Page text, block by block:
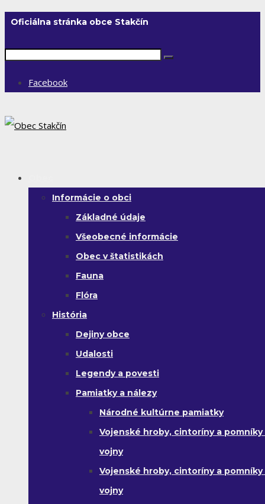
Oficiálna stránka obce Stakčín
Facebook
Informácie o obci
Základné údaje
Všeobecné informácie
Obec v štatistikách
Fauna
Flóra
História
Dejiny obce
Udalosti
Legendy a povesti
Pamiatky a nálezy
Národné kultúrne pamiatky
Vojenské hroby, cintoríny a pomníky
vojny
Vojenské hroby, cintoríny a pomníky
vojny